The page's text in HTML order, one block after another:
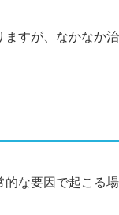
すが、なかなか
な要因で起こる